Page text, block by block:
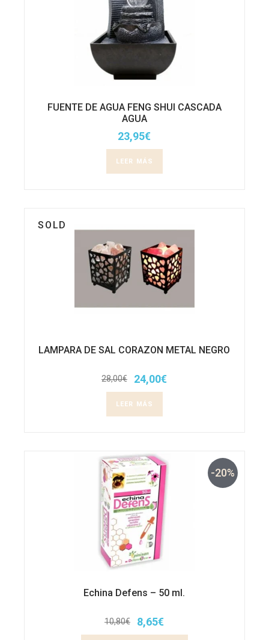
FUENTE DE AGUA FENG SHUI CASCADA
AGUA
23,95€
LEER MÁS
SOLD
LAMPARA DE SAL CORAZON METAL NEGRO
28,00€
El
precio
original
era:
24,00€
El
precio
actual
es:
LEER MÁS
-20%
Echina Defens – 50 ml.
10,80€
El
precio
8,65€
El
precio